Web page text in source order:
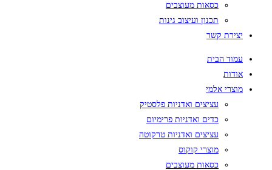
כסאות מעוצבים
תכנון ועיצוב גינות
יצירת קשר
עמוד הבית
אודות
מוצרי אלמי
עציצים ואדניות פלסטיק
כדים ואדניות פרימיום
עציצים ואדניות טרקוטה
מוצרי קוקוס
כסאות מעוצבים